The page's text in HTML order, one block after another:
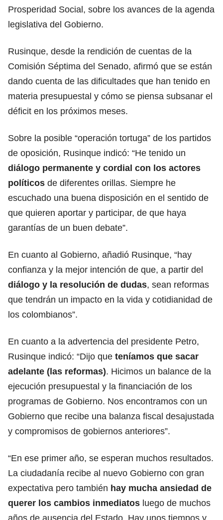
Prosperidad Social, sobre los avances de la agenda
legislativa del Gobierno.
Rusinque, desde la rendición de cuentas de la
Comisión Séptima del Senado, afirmó que se están
dando cuenta de las dificultades que han tenido en
materia presupuestal y cómo se piensa subsanar el
déficit en los próximos meses.
Sobre la posible “operación tortuga” de los partidos
de oposición, Rusinque indicó: “He tenido un
diálogo permanente y cordial con los actores
políticos de diferentes orillas. Siempre he
escuchado una buena disposición en el sentido de
que quieren aportar y participar, de que haya
garantías de un buen debate”.
En cuanto al Gobierno, añadió Rusinque, “hay
confianza y la mejor intención de que, a partir del
diálogo y la resolución de dudas, sean reformas
que tendrán un impacto en la vida y cotidianidad de
los colombianos”.
En cuanto a la advertencia del presidente Petro,
Rusinque indicó: “Dijo que teníamos que sacar
adelante (las reformas). Hicimos un balance de la
ejecución presupuestal y la financiación de los
programas de Gobierno. Nos encontramos con un
Gobierno que recibe una balanza fiscal desajustada
y compromisos de gobiernos anteriores”.
“En ese primer año, se esperan muchos resultados.
La ciudadanía recibe al nuevo Gobierno con gran
expectativa pero también hay mucha ansiedad de
querer los cambios inmediatos luego de muchos
años de ausencia del Estado. Hay unos tiempos y,